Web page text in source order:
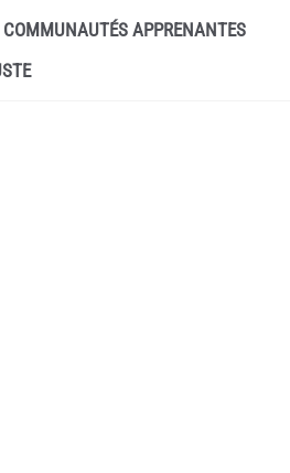
COMMUNAUTÉS APPRENANTES